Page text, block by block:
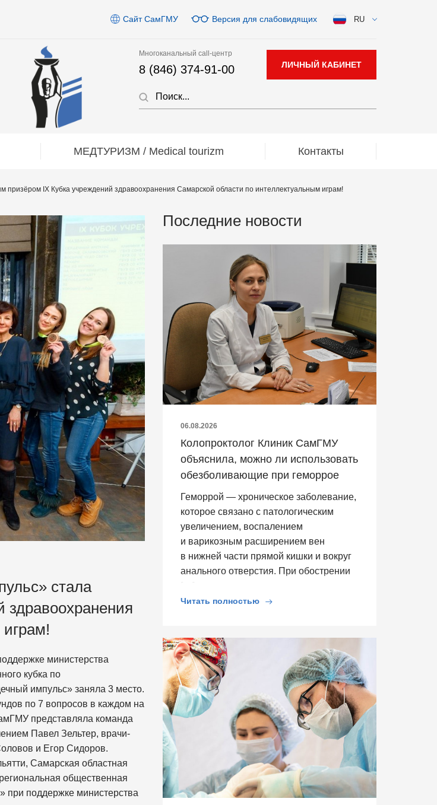
Сайт СамГМУ Версия для слабовидящих RU
Многоканальный call-центр
8 (846) 374-91-00 ЛИЧНЫЙ КАБИНЕТ
МЕДТУРИЗМ / Medical tourizm Контакты
IX Кубка учреждений здравоохранения Самарской области по интеллектуальным играм!
стала
министерства
кубка по
импульс» заняла 3 место.
по 7 вопросов в каждом на
представляла команда
Павел Зельтер, врачи-
и Егор Сидоров.
Самарская областная
общественная
при поддержке министерства
Последние новости
06.08.2026
Колопроктолог Клиник СамГМУ
объяснила, можно ли использовать
обезболивающие при геморрое
Геморрой — хроническое заболевание,
которое связано с патологическим
увеличением, воспалением
и варикозным расширением вен
в нижней части прямой кишки и вокруг
анального отверстия. При обострении
Читать полностью